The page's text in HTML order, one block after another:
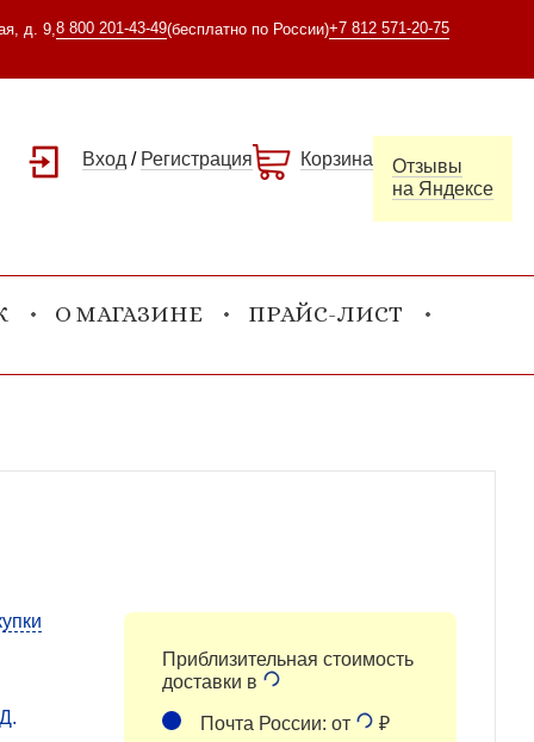
д. 9, 8 800 201-43-49(бесплатно по России)+7 812 571-20-75
Вход / Регистрация Корзина
Отзывы
на Яндексе
О МАГАЗИНЕ ПРАЙС-ЛИСТ
Приблизительная стоимость
доставки в
Почта России: от ₽